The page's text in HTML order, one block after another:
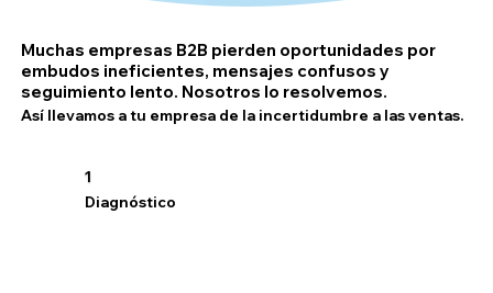
Muchas empresas B2B pierden oportunidades por
embudos ineficientes, mensajes confusos y
seguimiento lento. Nosotros lo resolvemos.
Así llevamos a tu empresa de la incertidumbre a las ventas.
1
Diagnóstico